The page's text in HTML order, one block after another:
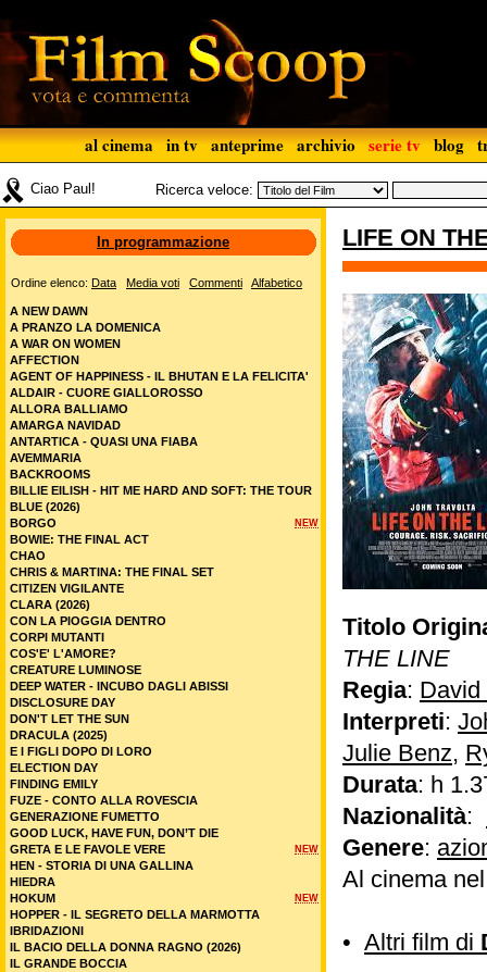
al cinema in tv anteprime archivio serie tv blog
Ciao Paul! Ricerca veloce:
LIFE ON
Titolo
THE LINE
Regia: David
Interpreti:
Julie Benz,
Durata: h
Nazionalità:
Genere:
Al cinema
• Altri film di
In programmazione
Ordine elenco: Data Media voti Commenti Alfabetico
A NEW DAWN
A PRANZO LA DOMENICA
A WAR ON WOMEN
AFFECTION
AGENT OF HAPPINESS - IL BHUTAN E LA FELICITA'
ALDAIR - CUORE GIALLOROSSO
ALLORA BALLIAMO
AMARGA NAVIDAD
ANTARTICA - QUASI UNA FIABA
AVEMMARIA
BACKROOMS
BILLIE EILISH - HIT ME HARD AND SOFT: THE TOUR
BLUE (2026)
NEW
BORGO
BOWIE: THE FINAL ACT
CHAO
CHRIS & MARTINA: THE FINAL SET
CITIZEN VIGILANTE
CLARA (2026)
CON LA PIOGGIA DENTRO
CORPI MUTANTI
COS'E' L'AMORE?
CREATURE LUMINOSE
DEEP WATER - INCUBO DAGLI ABISSI
DISCLOSURE DAY
DON'T LET THE SUN
DRACULA (2025)
E I FIGLI DOPO DI LORO
ELECTION DAY
FINDING EMILY
FUZE - CONTO ALLA ROVESCIA
GENERAZIONE FUMETTO
GOOD LUCK, HAVE FUN, DON’T DIE
NEW
GRETA E LE FAVOLE VERE
HEN - STORIA DI UNA GALLINA
HIEDRA
NEW
HOKUM
HOPPER - IL SEGRETO DELLA MARMOTTA
IBRIDAZIONI
IL BACIO DELLA DONNA RAGNO (2026)
IL GRANDE BOCCIA